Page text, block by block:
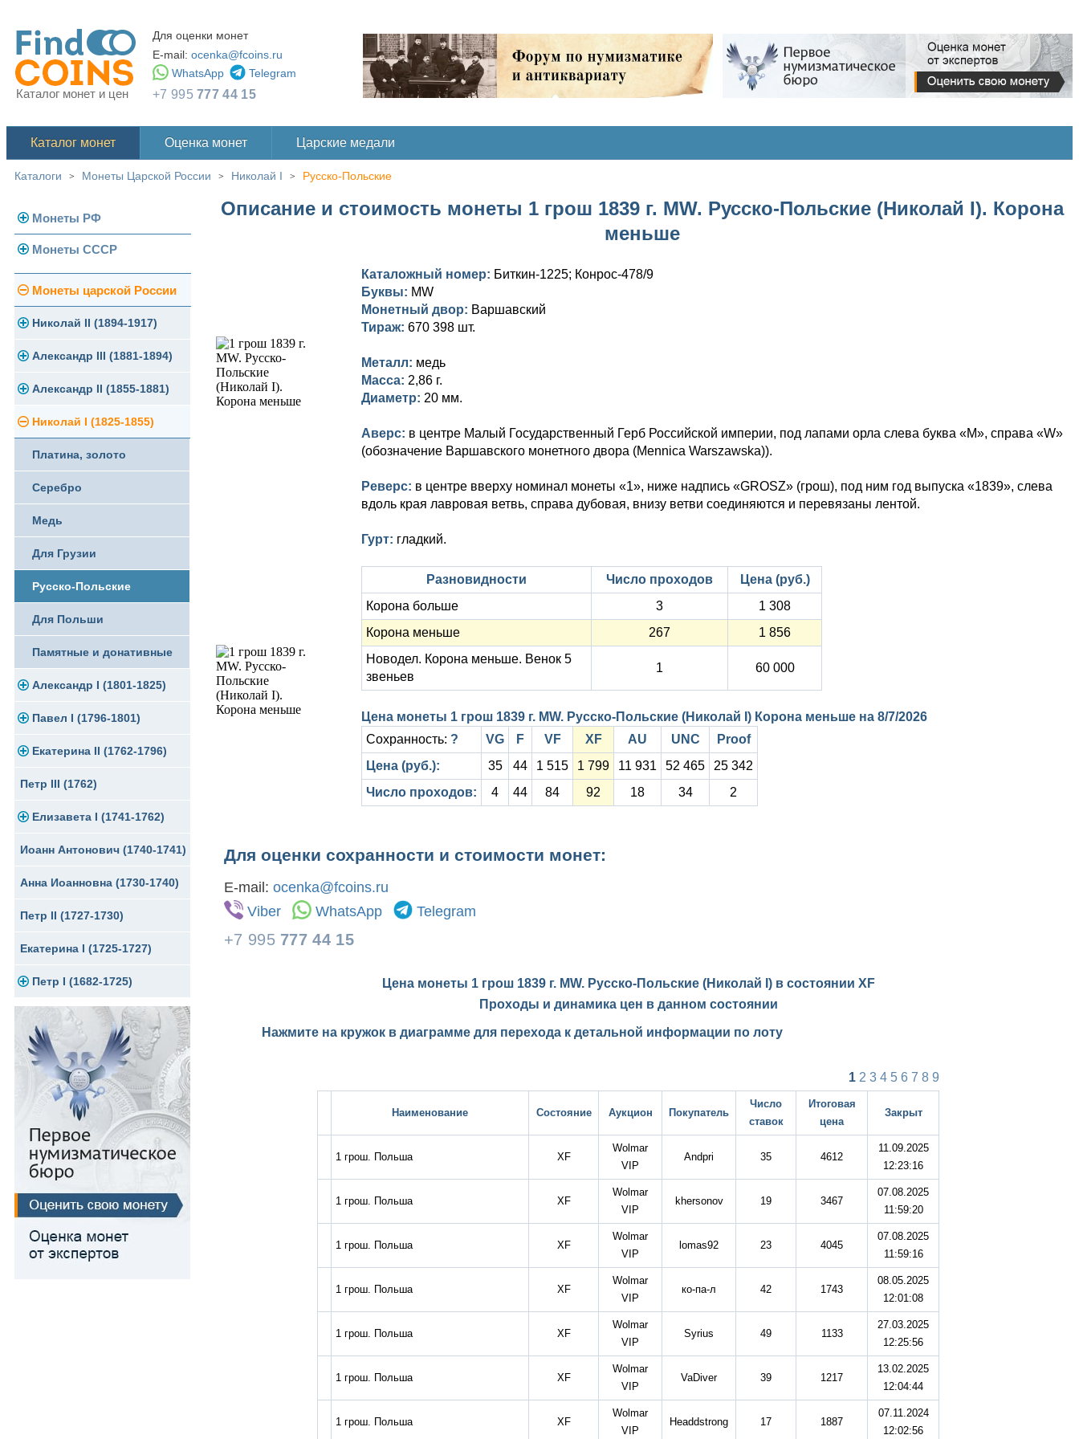
Каталог монет и цен
Для оценки монет
E-mail: ocenka@fcoins.ru
WhatsApp
Telegram
+7 995777 44 15
Каталог монет Оценка монет Царские медали
Каталоги > Монеты Царской России > Николай I > Русско-Польские
Монеты РФ
Современная Россия
Монеты 1991-1993 гг.
Памятные и юбилейные
Монеты СССР
Погодовка СССР
Монеты 1958 года
Золотые червонцы
Памятные и юбилейные
Монеты царской России
Николай II (1894-1917)
Золото
Серебро
Медь
Германская оккупация
Для Финляндии
Памятные и донативные
Александр III (1881-1894)
Золото
Серебро
Медь
Для Финляндии
Памятные и донативные
Александр II (1855-1881)
Золото
Серебро
Медь
Для Финляндии
Памятные и донативные
Николай I (1825-1855)
Платина, золото
Серебро
Медь
Для Грузии
Русско-Польские
Для Польши
Памятные и донативные
Александр I (1801-1825)
Золото
Серебро
Медь
Для Грузии
Для Польши
Павел I (1796-1801)
Золото
Серебро
Медь
Екатерина II (1762-1796)
Золото
Серебро
Медь
Сибирские монеты
Для Молдавии и Валахии
Таврические монеты
Петр III (1762)
Елизавета I (1741-1762)
Золото
Серебро
Медь
Для Пруссии
Ливонезы
Альбертусталер
Иоанн Антонович (1740-1741)
Анна Иоанновна (1730-1740)
Петр II (1727-1730)
Екатерина I (1725-1727)
Петр I (1682-1725)
Золото
Серебро
Медь
Для Речи Посполитой
Описание и стоимость монеты 1 грош 1839 г. MW. Русско-Польские (Николай I). Корона
меньше
Каталожный номер: Биткин-1225; Конрос-478/9
Буквы: MW
Монетный двор: Варшавский
Тираж: 670 398 шт.
Металл: медь
Масса: 2,86 г.
Диаметр: 20 мм.
Аверс: в центре Малый Государственный Герб Российской империи, под лапами орла слева буква «М», справа «W»
(обозначение Варшавского монетного двора (Mennica Warszawska)).
Реверс: в центре вверху номинал монеты «1», ниже надпись «GROSZ» (грош), под ним год выпуска «1839», слева
вдоль края лавровая ветвь, справа дубовая, внизу ветви соединяются и перевязаны лентой.
Гурт: гладкий.
Разновидности Число проходов
Цена (руб.)
Корона больше
3
1 308
Корона меньше
267
1 856
Новодел. Корона меньше. Венок 5
звеньев
1 60 000
Цена монеты 1 грош 1839 г. MW. Русско-Польские (Николай I) Корона меньше на 8/7/2026
Сохранность: ? VG F VF XF AU UNC
Proof
Цена (руб.):
35 44 1 515 1 799 11 931 52 465
25 342
Число проходов:
4 44 84 92 18 34 2
Для оценки сохранности и стоимости монет:
E-mail: ocenka@fcoins.ru
Viber
WhatsApp Telegram
+7 995 777 44 15
Цена монеты 1 грош 1839 г. MW. Русско-Польские (Николай I) в состоянии XF
Проходы и динамика цен в данном состоянии
Нажмите на кружок в диаграмме для перехода к детальной информации по лоту
1 2 3 4 5 6 7 8 9
Наименование Состояние Аукцион Покупатель
Число
ставок
Итоговая
цена
Закрыт
1 грош. Польша XF
Wolmar
VIP
Andpri 35 4612
11.09.2025
12:23:16
1 грош. Польша XF
Wolmar
VIP
khersonov 19 3467
07.08.2025
11:59:20
1 грош. Польша XF
Wolmar
VIP
lomas92 23 4045
07.08.2025
11:59:16
1 грош. Польша XF
Wolmar
VIP
ко-па-л 42 1743
08.05.2025
12:01:08
1 грош. Польша XF
Wolmar
VIP
Syrius 49 1133
27.03.2025
12:25:56
1 грош. Польша XF
Wolmar
VIP
VaDiver 39 1217
13.02.2025
12:04:44
1 грош. Польша XF
Wolmar
VIP
Headdstrong 17 1887
07.11.2024
12:02:56